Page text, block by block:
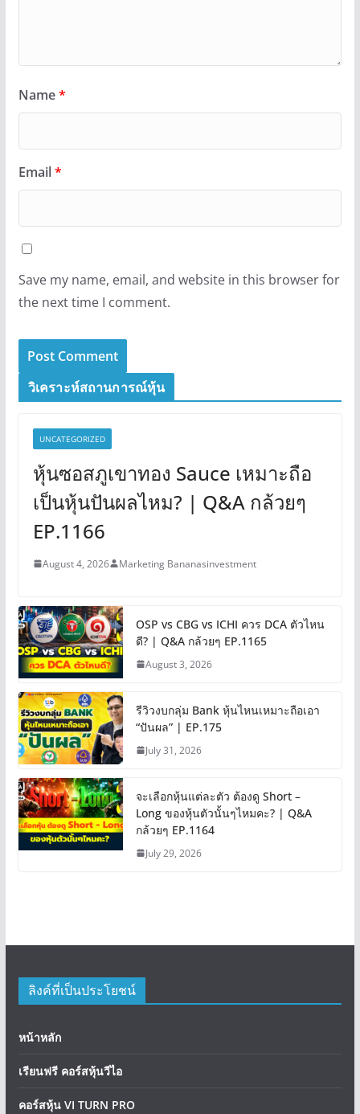
Name*
Email*
Save my name, email, and website in this browser for
the next time I comment.
วิเคราะห์สถานการณ์หุ้น
UNCATEGORIZED
หุ้นซอสภูเขาทอง Sauce เหมาะถือ
เป็นหุ้นปันผลไหม? | Q&A กล้วยๆ
EP.1166
August 4, 2026 Marketing Bananasinvestment
OSP vs CBG vs ICHI ควร DCA ตัวไหน
ดี? | Q&A กล้วยๆ EP.1165
August 3, 2026
รีวิวงบกลุ่ม Bank หุ้นไหนเหมาะถือเอา
“ปันผล” | EP.175
July 31, 2026
จะเลือกหุ้นแต่ละตัว ต้องดู Short –
Long ของหุ้นตัวนั้นๆไหมคะ? | Q&A
กล้วยๆ EP.1164
July 29, 2026
ลิงค์ที่เป็นประโยชน์
หน้าหลัก
เรียนฟรี คอร์สหุ้นวีไอ
คอร์สหุ้น VI TURN PRO